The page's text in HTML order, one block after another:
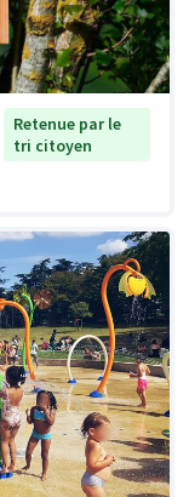
Retenue par le
tri citoyen